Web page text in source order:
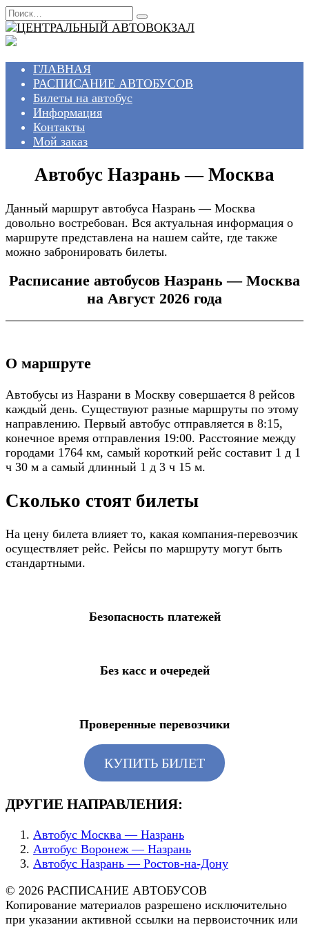
Перейти
к
содержанию
Search
for:
ГЛАВНАЯ
РАСПИСАНИЕ АВТОБУСОВ
Билеты на автобус
Информация
Контакты
Мой заказ
Автобус Назрань — Москва
Данный маршрут автобуса Назрань — Москва
довольно востребован. Вся актуальная информация о
маршруте представлена на нашем сайте, где также
можно забронировать билеты.
Расписание автобусов Назрань — Москва
на Август 2026 года
О маршруте
Автобусы из Назрани в Москву совершается 8 рейсов
каждый день. Существуют разные маршруты по этому
направлению. Первый автобус отправляется в 8:15,
конечное время отправления 19:00. Расстояние между
городами 1764 км, самый короткий рейс составит 1 д 1
ч 30 м а самый длинный 1 д 3 ч 15 м.
Сколько стоят билеты
На цену билета влияет то, какая компания-перевозчик
осуществляет рейс. Рейсы по маршруту могут быть
стандартными.
Безопасность платежей
Без касс и очередей
Проверенные перевозчики
КУПИТЬ БИЛЕТ
ДРУГИЕ НАПРАВЛЕНИЯ:
Автобус Москва — Назрань
Автобус Воронеж — Назрань
Автобус Назрань — Ростов-на-Дону
© 2026 РАСПИСАНИЕ АВТОБУСОВ
Копирование материалов разрешено исключительно
при указании активной ссылки на первоисточник или